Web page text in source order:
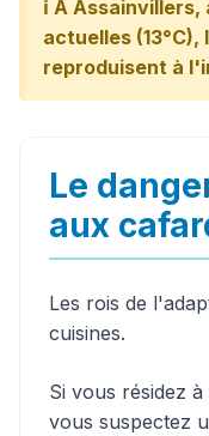
ℹ️ À
actuelles
reproduisent à
Le
aux
Les rois de
cuisines.
Si vous résidez
vous suspectez